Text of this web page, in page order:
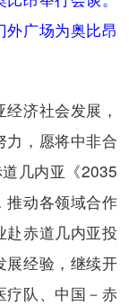
广场为奥比昂
济社会发展，
力，愿将中非合
几内亚《2035
推动各领域合作
赴赤道几内亚投
展经验，继续开
疗队、中国－赤